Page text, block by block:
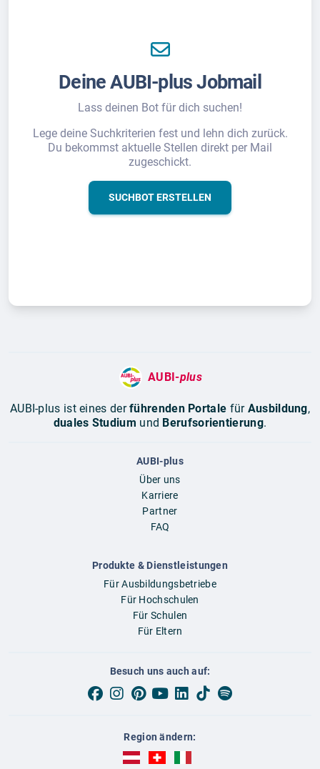
Deine AUBI-plus Jobmail
Lass deinen Bot für dich suchen!
Lege deine Suchkriterien fest und lehn dich zurück.
Du bekommst aktuelle Stellen direkt per Mail
zugeschickt.
SUCHBOT ERSTELLEN
AUBI-plus
AUBI-plus ist eines derführenden Portale für Ausbildung,
duales Studium und Berufsorientierung.
AUBI-plus
Über uns
Karriere
Partner
FAQ
Produkte & Dienstleistungen
Für Ausbildungsbetriebe
Für Hochschulen
Für Schulen
Für Eltern
Besuch uns auch auf:
Region ändern:
AUBI-plus Österreich (deutsch)
AUBI-plus Schweiz (deutsch)
AUBI-plus Italien (deutsch)